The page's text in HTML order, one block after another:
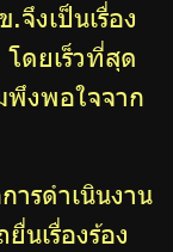
จึงเป็นเรื่อง
ดยเร็วที่สุด
พึงพอใจจาก
รดำเนินงาน
นเรื่องร้อง